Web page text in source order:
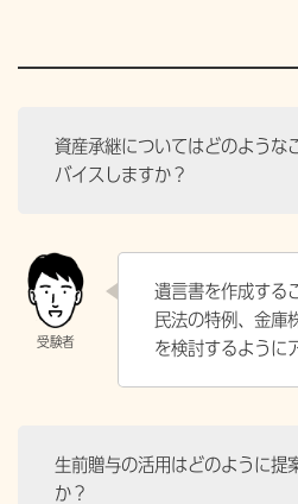
資産承継についてはどのような
バイスしますか？
遺言書を作成する
民法の特例、金庫
を検討するように
生前贈与の活用はどのように提
か？